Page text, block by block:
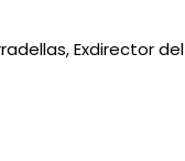
Exdirector del